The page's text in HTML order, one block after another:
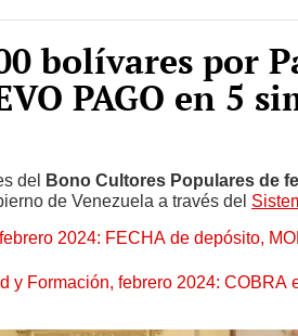
bolívares por
PAGO en 5
de Venezuela a través del
2024: FECHA de depósito,
y Formación, febrero 2024: COBRA